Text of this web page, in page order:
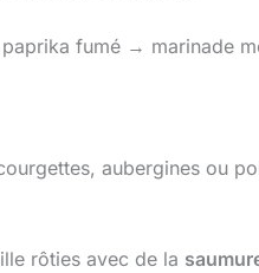
fumé → marinade
aubergines ou
rôties avec de la